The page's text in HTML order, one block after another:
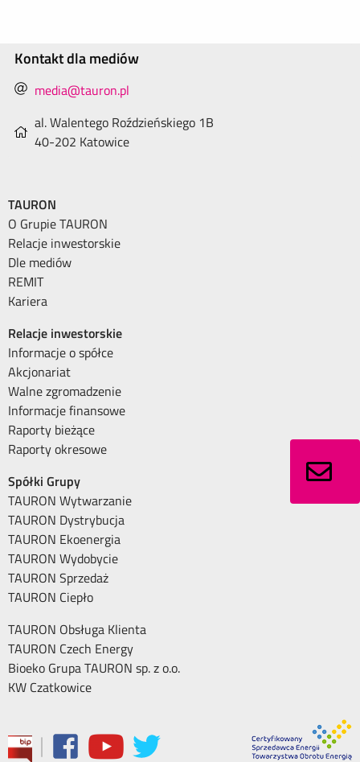
Kontakt dla mediów
media@tauron.pl
al. Walentego Roździeńskiego 1B
40-202 Katowice
TAURON
O Grupie TAURON
Relacje inwestorskie
Dle mediów
REMIT
Kariera
Relacje inwestorskie
Informacje o spółce
Akcjonariat
Walne zgromadzenie
Informacje finansowe
Raporty bieżące
Raporty okresowe
Spółki Grupy
TAURON Wytwarzanie
TAURON Dystrybucja
TAURON Ekoenergia
TAURON Wydobycie
TAURON Sprzedaż
TAURON Ciepło
TAURON Obsługa Klienta
TAURON Czech Energy
Bioeko Grupa TAURON sp. z o.o.
KW Czatkowice
|